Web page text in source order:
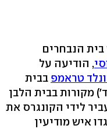
הנבחרים
, הודיעה על
טראמפ בבית
מקורות בבית הלבן
לידי הקונגרס את
איש מודיעין